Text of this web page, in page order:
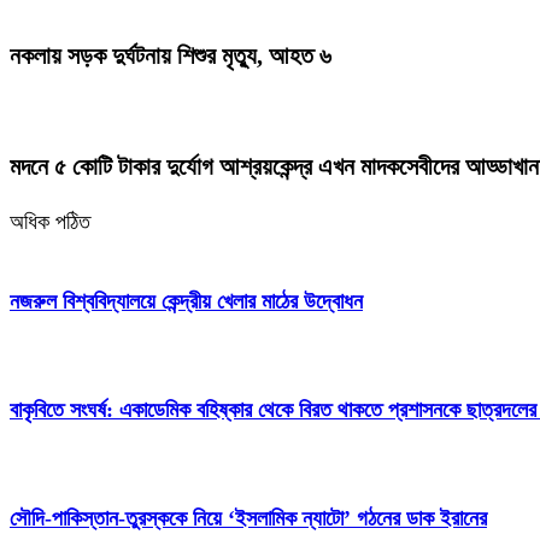
নকলায় সড়ক দুর্ঘটনায় শিশুর মৃত্যু, আহত ৬
মদনে ৫ কোটি টাকার দুর্যোগ আশ্রয়কেন্দ্র এখন মাদকসেবীদের
অধিক পঠিত
নজরুল বিশ্ববিদ্যালয়ে কেন্দ্রীয় খেলার মাঠের উদ্বোধন
বাকৃবিতে সংঘর্ষ: একাডেমিক বহিষ্কার থেকে বিরত থাকতে প্রশাসনকে
সৌদি-পাকিস্তান-তুরস্ককে নিয়ে ‘ইসলামিক ন্যাটো’ গঠনের ডাক ইরানের